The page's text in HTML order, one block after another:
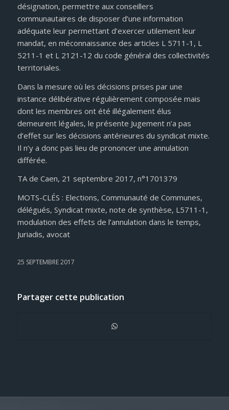
désignation, permettre aux conseillers
communautaires de disposer d’une information
adéquate leur permettant d’exercer utilement leur
mandat, en méconnaissance des articles L 5711-1, L
5211-1 et L 2121-12 du code général des collectivités
territoriales.
Dans la mesure où les décisions prises par une
instance délibérative régulièrement composée mais
dont les membres ont été illégalement élus
demeurent légales, le présente Jugement n’a pas
d’effet sur les décisions antérieures du syndicat mixte.
Il n’y a donc pas lieu de prononcer une annulation
différée.
TA de Caen, 21 septembre 2017, n°1701379
MOTS-CLÉS : Elections, Communauté de Communes,
délégués, Syndicat mixte, note de synthèse, L5711-1,
modulation des effets de l’annulation dans le temps,
Juriadis, avocat
25 SEPTEMBRE 2017
Partager cette publication